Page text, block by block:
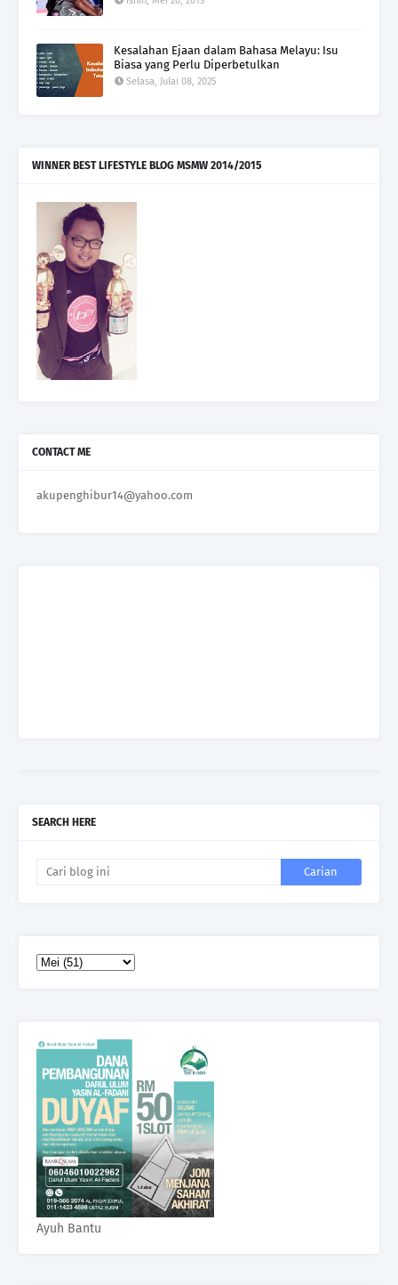
Kesalahan Ejaan dalam Bahasa Melayu: Isu
Biasa yang Perlu Diperbetulkan
Selasa, Julai 08, 2025
WINNER BEST LIFESTYLE BLOG MSMW 2014/2015
CONTACT ME
akupenghibur14@yahoo.com
SEARCH HERE
Ayuh Bantu